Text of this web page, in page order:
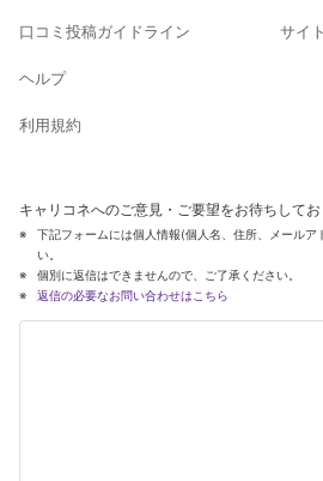
口コミ投稿ガイドライン
ヘルプ
利用規約
サイ
キャリコネへのご意見・ご要望をお待ちしてお
下記フォームには個人情報(個人名、住所、メールア
い。
個別に返信はできませんので、ご了承ください。
返信の必要なお問い合わせはこちら